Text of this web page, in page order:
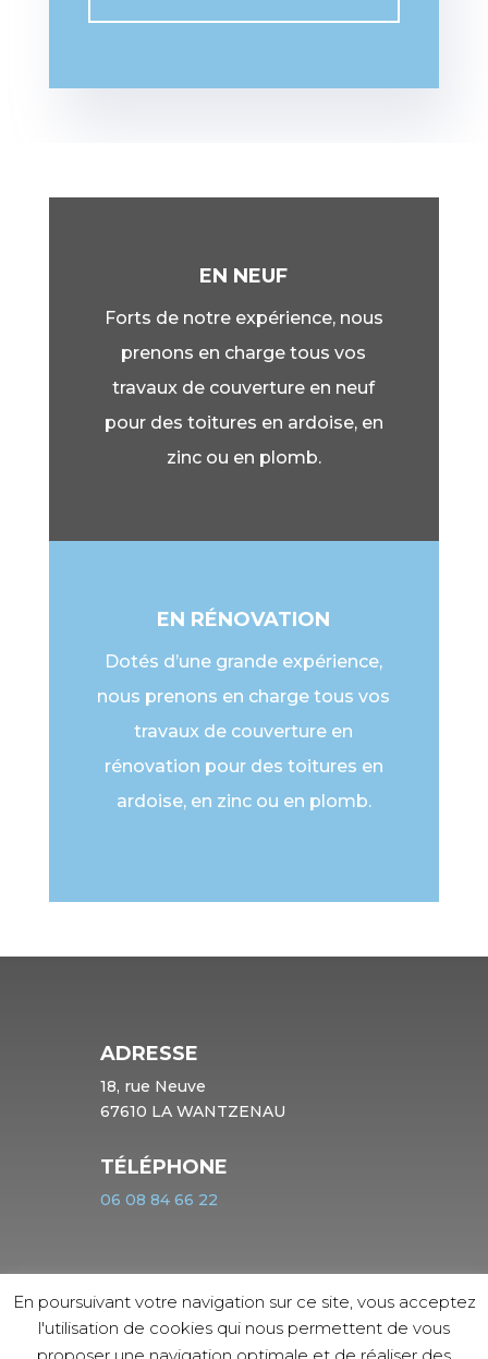
EN NEUF
Forts de notre expérience, nous
prenons en charge tous vos
travaux de couverture en neuf
pour des toitures en ardoise, en
zinc ou en plomb.
EN RÉNOVATION
Dotés d’une grande expérience,
nous prenons en charge tous vos
travaux de couverture en
rénovation pour des toitures en
ardoise, en zinc ou en plomb.
ADRESSE
18, rue Neuve
67610 LA WANTZENAU
TÉLÉPHONE
06 08 84 66 22
CONTACTEZ-NOUS
En poursuivant votre navigation sur ce site, vous acceptez
l'utilisation de cookies qui nous permettent de vous